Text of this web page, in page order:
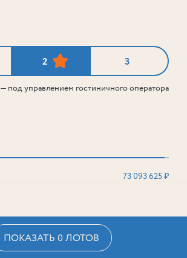
2 3
— под управлением гостиничного оператора
73 093 625 ₽
ПОКАЗАТЬ 0 ЛОТОВ